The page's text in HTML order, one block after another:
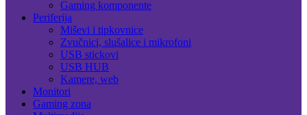
Gaming komponente
Periferija
Miševi i tipkovnice
Zvučnici, slušalice i mikrofoni
USB stickovi
USB HUB
Kamere, web
Monitori
Gaming zona